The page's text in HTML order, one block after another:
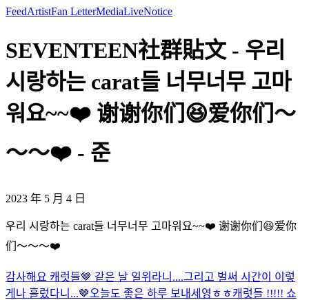
FeedArtistFan LetterMediaLiveNotice
SEVENTEEN社群貼文 - 우리
시랑하는 carat들 너무너무 고마
워요~~❤️ 谢谢你们😆爱你们～
～～❤️ - 준
2023 年 5 月 4 日
우리 시랑하는 carat들 너무너무 고마워요~~❤️ 谢谢你们😆爱你
们～～～❤️
감사해요 캐럿들🤎 같은 날 일위라니....그리고 벌써 시간이 이렇
게나 흘렀다니...🤎 오늘도 좋은 하루 보내세영ㅎㅎ캐럿들 !!!!! 쇼